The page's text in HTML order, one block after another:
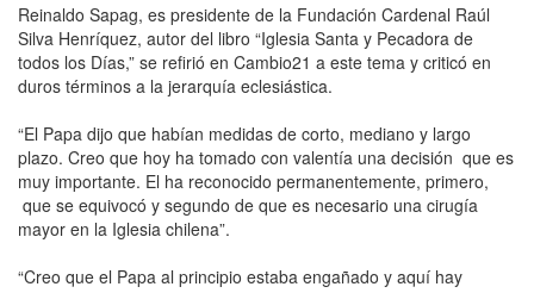
Reinaldo Sapag, es presidente de la Fundación Cardenal Raúl
Silva Henríquez, autor del libro “Iglesia Santa y Pecadora de
todos los Días,” se refirió en Cambio21 a este tema y criticó en
duros términos a la jerarquía eclesiástica.
“El Papa dijo que habían medidas de corto, mediano y largo
plazo. Creo que hoy ha tomado con valentía una decisión que es
muy importante. El ha reconocido permanentemente, primero,
que se equivocó y segundo de que es necesario una cirugía
mayor en la Iglesia chilena”.
“Creo que el Papa al principio estaba engañado y aquí hay